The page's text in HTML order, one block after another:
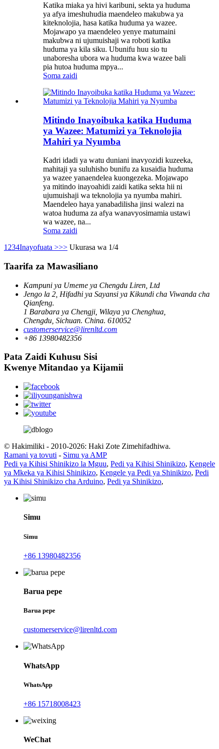
Katika miaka ya hivi karibuni, sekta ya huduma
ya afya imeshuhudia maendeleo makubwa ya
kiteknolojia, hasa katika huduma ya wazee.
Mojawapo ya maendeleo yenye matumaini
makubwa ni ujumuishaji wa roboti katika
huduma ya kila siku. Ubunifu huu sio tu
unaboresha ubora wa huduma kwa wazee bali
pia hutoa huduma mpya...
Soma zaidi
Mitindo Inayoibuka katika Huduma
ya Wazee: Matumizi ya Teknolojia
Mahiri ya Nyumba
Kadri idadi ya watu duniani inavyozidi kuzeeka,
mahitaji ya suluhisho bunifu za kusaidia huduma
ya wazee yanaendelea kuongezeka. Mojawapo
ya mitindo inayoahidi zaidi katika sekta hii ni
ujumuishaji wa teknolojia ya nyumba mahiri.
Maendeleo haya yanabadilisha jinsi walezi na
watoa huduma za afya wanavyosimamia ustawi
wa wazee, na...
Soma zaidi
1 234Inayofuata >>> Ukurasa wa 1/4
Taarifa za Mawasiliano
Kampuni ya Umeme ya Chengdu Liren, Ltd
Jengo la 2, Hifadhi ya Sayansi ya Kikundi cha Viwanda cha
Qianfeng.
1 Barabara ya Chengji, Wilaya ya Chenghua,
Chengdu, Sichuan. China. 610052
customerservice@lirenltd.com
+86 13980482356
Pata Zaidi Kuhusu Sisi
Kwenye Mitandao ya Kijamii
© Hakimiliki - 2010-2026: Haki Zote Zimehifadhiwa.
Ramani ya tovuti - Simu ya AMP
Pedi ya Kihisi Shinikizo la Mguu, Pedi ya Kihisi Shinikizo, Kengele
ya Mkeka ya Kihisi Shinikizo, Kengele ya Pedi ya Shinikizo, Pedi
ya Kihisi Shinikizo cha Arduino, Pedi ya Shinikizo,
Simu
Simu
+86 13980482356
Barua pepe
Barua pepe
customerservice@lirenltd.com
WhatsApp
WhatsApp
+86 15718008423
WeChat